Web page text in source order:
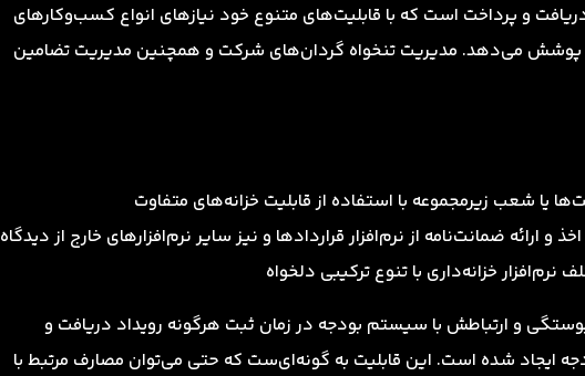
و پرداخت است که با قابلیت‌های متنوع خود نیازهای انواع کسب‌وکارهای
پوشش می‌دهد. مدیریت تنخواه گردان‌‌های شرکت و همچنین مدیریت تضامین
یا شعب زیرمجموعه با استفاده از قابلیت خزانه‌های متفاوت
ضمانت‌نامه از نرم‌افزار قراردادها و نیز سایر نرم‌افزارهای خارج از دیدگاه
خزانه‌داری با تنوع ترکیبی دلخواه
پیوستگی و ارتباطش با سیستم بودجه در زمان ثبت هرگونه رویداد دریافت و
ایجاد شده است. این قابلیت به گونه‌ای‌ست که حتی می‌توان مصارف مرتبط با